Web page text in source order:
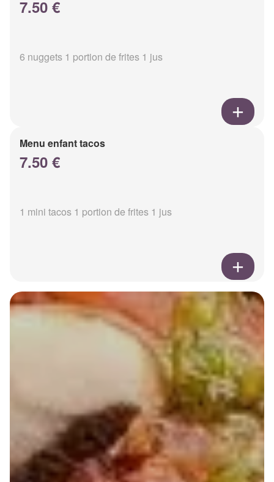
7.50 €
6 nuggets 1 portion de frites 1 jus
Menu enfant tacos
7.50 €
1 mini tacos 1 portion de frites 1 jus